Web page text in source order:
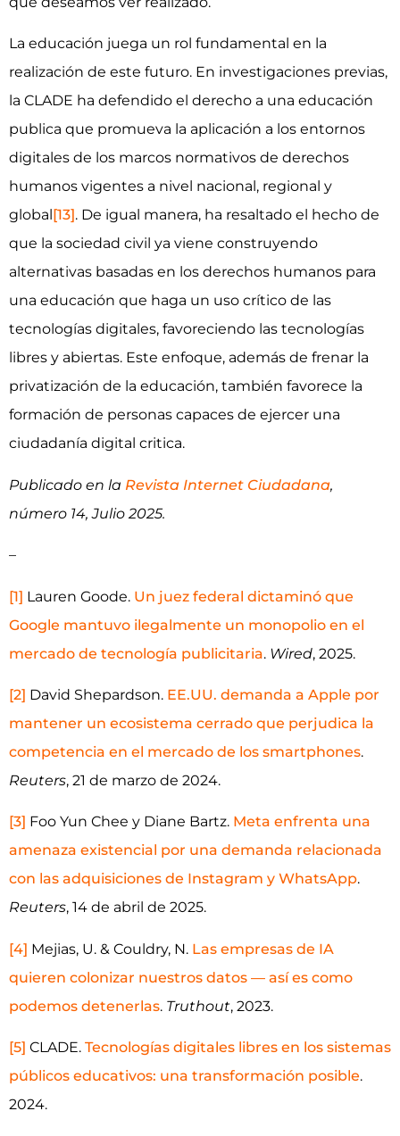
La educación juega un rol fundamental en la
realización de este futuro. En investigaciones previas,
la CLADE ha defendido el derecho a una educación
publica que promueva la aplicación a los entornos
digitales de los marcos normativos de derechos
humanos vigentes a nivel nacional, regional y
global [13] . De igual manera, ha resaltado el hecho de
que la sociedad civil ya viene construyendo
alternativas basadas en los derechos humanos para
una educación que haga un uso crítico de las
tecnologías digitales, favoreciendo las tecnologías
libres y abiertas. Este enfoque, además de frenar la
privatización de la educación, también favorece la
formación de personas capaces de ejercer una
ciudadanía digital critica.
Publicado en la Revista Internet Ciudadana,
número 14, Julio 2025.
–
[1] Lauren Goode. Un juez federal dictaminó que
Google mantuvo ilegalmente un monopolio en el
mercado de tecnología publicitaria. Wired, 2025.
[2] David Shepardson. EE.UU. demanda a Apple por
mantener un ecosistema cerrado que perjudica la
competencia en el mercado de los smartphones.
Reuters, 21 de marzo de 2024.
[3] Foo Yun Chee y Diane Bartz. Meta enfrenta una
amenaza existencial por una demanda relacionada
con las adquisiciones de Instagram y WhatsApp.
Reuters, 14 de abril de 2025.
[4] Mejias, U. & Couldry, N. Las empresas de IA
quieren colonizar nuestros datos — así es como
podemos detenerlas. Truthout, 2023.
[5] CLADE. Tecnologías digitales libres en los sistemas
públicos educativos: una transformación posible.
2024.